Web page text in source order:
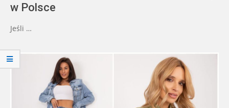
w Polsce
Jeśli …